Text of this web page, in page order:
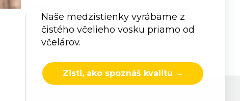
Formuláre
Naše medzistienky vyrábame z
čistého včelieho vosku priamo od
včelárov.
Zisti, ako spoznáš kvalitu →